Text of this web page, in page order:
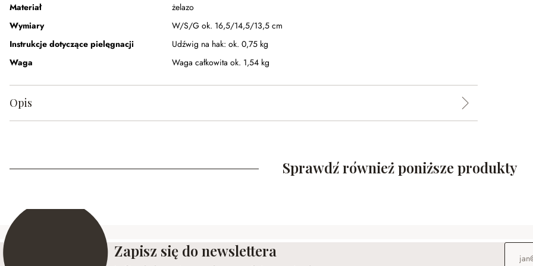
Materiał
żelazo
Wymiary
W/S/G ok. 16,5/14,5/13,5 cm
Instrukcje dotyczące pielęgnacji
Udźwig na hak: ok. 0,75 kg
Waga
Waga całkowita ok. 1,54 kg
Opis
Sprawdź również poniższe produkty
Zapisz się do newslettera Adres